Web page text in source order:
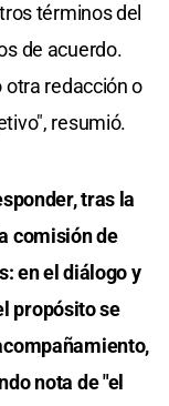
términos del
de acuerdo.
otra redacción o
resumió.
tras la
comisión de
en el diálogo y
propósito se
nota de "el